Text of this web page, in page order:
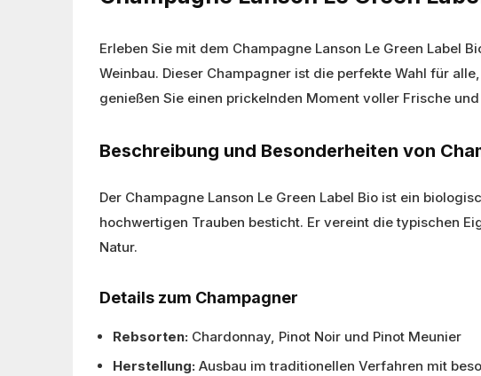
Erleben Sie mit dem Champagne Lanson Le Green Label
Weinbau. Dieser Champagner ist die perfekte Wahl für
genießen Sie einen prickelnden Moment voller Frische und
Beschreibung und Besonderheiten von
Der Champagne Lanson Le Green Label Bio ist ein
hochwertigen Trauben besticht. Er vereint die typischen
Natur.
Details zum Champagner
Rebsorten: Chardonnay, Pinot Noir und Pinot Meunier
Herstellung: Ausbau im traditionellen Verfahren mit